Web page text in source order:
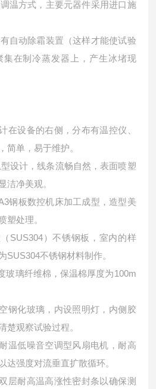
温方式，主要元器件采用进口施
自动除霜装置（这样才能使试验
集在制冷蒸发器上，产生冰堵现
在设备的右侧，分布有温控仪、
简单，易于维护。
设计，线条流畅自然，表面喷塑
洁净美观。
钢板数控机床加工成型，造型美
塑处理。
SUS304）不锈钢板，室内的样
SUS304不锈钢材料制作。
玻璃纤维棉，保温棉厚度为100m
钢化玻璃，内设照明灯，内侧胶
楚观察试验过程。
温低噪音空调型风扇电机，耐高
达强度对流垂直扩散循环。
层耐高温高涨性密封条以确保测